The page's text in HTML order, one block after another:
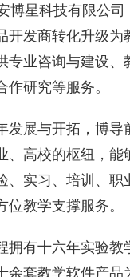
博星科技有限公
开发商转化升级为
专业咨询与建设、
作研究等服务。
展与开拓，博导
、高校的枢纽，能
、实习、培训、职
位教学支撑服务。
有十六年实验教
余套教学软件产品